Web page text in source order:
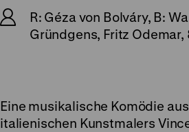
R: Géza von Bolváry, B:
Gründgens, Fritz Odemar,
Eine musikalische Komödie
italienischen Kunstmalers